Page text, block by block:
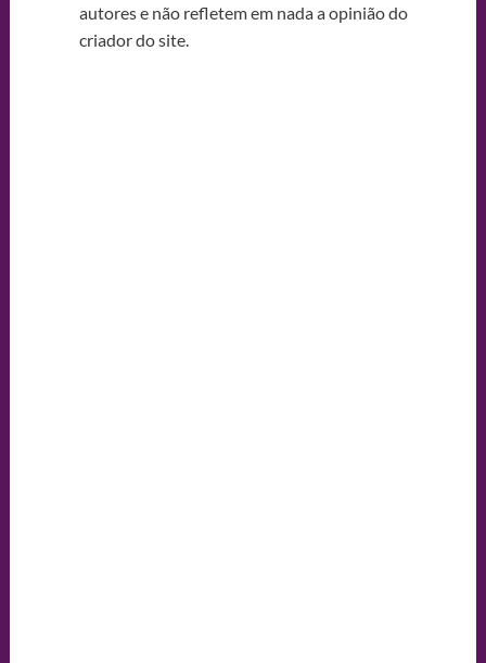
autores e não refletem em nada a opinião do
criador do site.